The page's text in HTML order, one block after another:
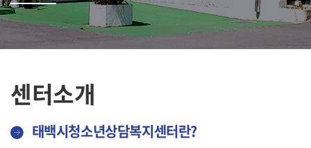
센터소개
태백시청소년상담복지센터란?